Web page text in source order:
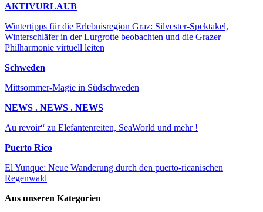
AKTIVURLAUB
Wintertipps für die Erlebnisregion Graz: Silvester-Spektakel,
Winterschläfer in der Lurgrotte beobachten und die Grazer
Philharmonie virtuell leiten
Schweden
Mittsommer-Magie in Südschweden
NEWS . NEWS . NEWS
Au revoir“ zu Elefantenreiten, SeaWorld und mehr !
Puerto Rico
El Yunque: Neue Wanderung durch den puerto-ricanischen
Regenwald
Aus unseren Kategorien